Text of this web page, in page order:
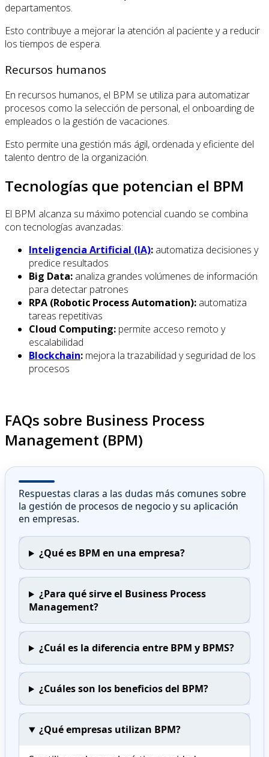
departamentos.
Esto contribuye a mejorar la atención al paciente y a reducir
los tiempos de espera.
Recursos humanos
En recursos humanos, el BPM se utiliza para automatizar
procesos como la selección de personal, el onboarding de
empleados o la gestión de vacaciones.
Esto permite una gestión más ágil, ordenada y eficiente del
talento dentro de la organización.
Tecnologías que potencian el BPM
El BPM alcanza su máximo potencial cuando se combina
con tecnologías avanzadas:
Inteligencia Artificial (IA): automatiza decisiones y
predice resultados
Big Data: analiza grandes volúmenes de información
para detectar patrones
RPA (Robotic Process Automation): automatiza
tareas repetitivas
Cloud Computing: permite acceso remoto y
escalabilidad
Blockchain: mejora la trazabilidad y seguridad de los
procesos
FAQs sobre Business Process
Management (BPM)
Respuestas claras a las dudas más comunes sobre
la gestión de procesos de negocio y su aplicación
en empresas.
¿Qué es BPM en una empresa?
¿Para qué sirve el Business Process
Management?
¿Cuál es la diferencia entre BPM y BPMS?
¿Cuáles son los beneficios del BPM?
¿Qué empresas utilizan BPM?